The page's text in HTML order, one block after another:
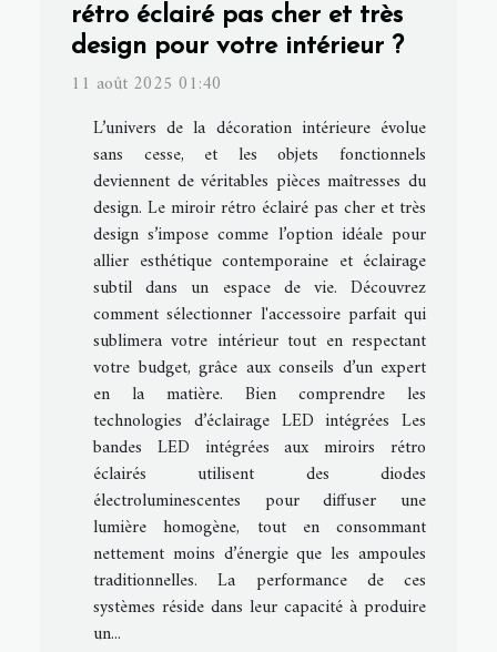
rétro éclairé pas cher et très
design pour votre intérieur ?
11 août 2025 01:40
L’univers de la décoration intérieure évolue
sans cesse, et les objets fonctionnels
deviennent de véritables pièces maîtresses du
design. Le miroir rétro éclairé pas cher et très
design s’impose comme l’option idéale pour
allier esthétique contemporaine et éclairage
subtil dans un espace de vie. Découvrez
comment sélectionner l'accessoire parfait qui
sublimera votre intérieur tout en respectant
votre budget, grâce aux conseils d’un expert
en la matière. Bien comprendre les
technologies d’éclairage LED intégrées Les
bandes LED intégrées aux miroirs rétro
éclairés utilisent des diodes
électroluminescentes pour diffuser une
lumière homogène, tout en consommant
nettement moins d’énergie que les ampoules
traditionnelles. La performance de ces
systèmes réside dans leur capacité à produire
un...